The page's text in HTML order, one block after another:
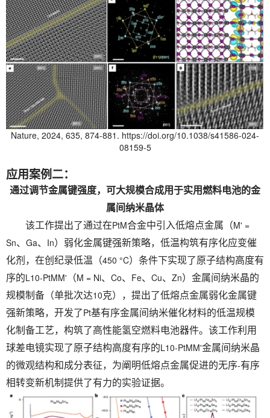
Nature, 2024, 635, 874-881. https://doi.org/10.1038/s41586-024-
08159-5
应用案例二：
通过调节金属键强度，可大规模合成用于实用燃料电池的金
属间纳米晶体
该工作提出了通过在PtM合金中引入低熔点金属（M' =
Sn、 Ga、 In）弱化金属键强新策略，低温构筑有序化应变催
化剂，在创纪录低温（450 °C）条件下实现了原子结构高度有
序的L10-PtMM' （M = Ni、 Co、 Fe、 Cu、 Zn）金属间纳米晶的
规模制备（单批次达10克），提出了低熔点金属弱化金属键
强新策略，开发了Pt基有序金属间纳米催化材料的低温规模
化制备工艺，构筑了高性能氢空燃料电池器件。该工作利用
球差电镜实现了原子结构高度有序的L10-PtMM'金属间纳米晶
的微观结构和成分表征，为阐明低熔点金属促进的无序-有序
相转变新机制提供了有力的实验证据。